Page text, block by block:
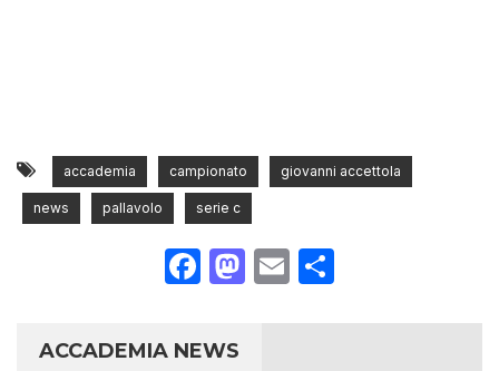
accademia campionato giovanni accettola
news pallavolo serie c
Facebook
Mastodon
Email
ACCADEMIA NEWS